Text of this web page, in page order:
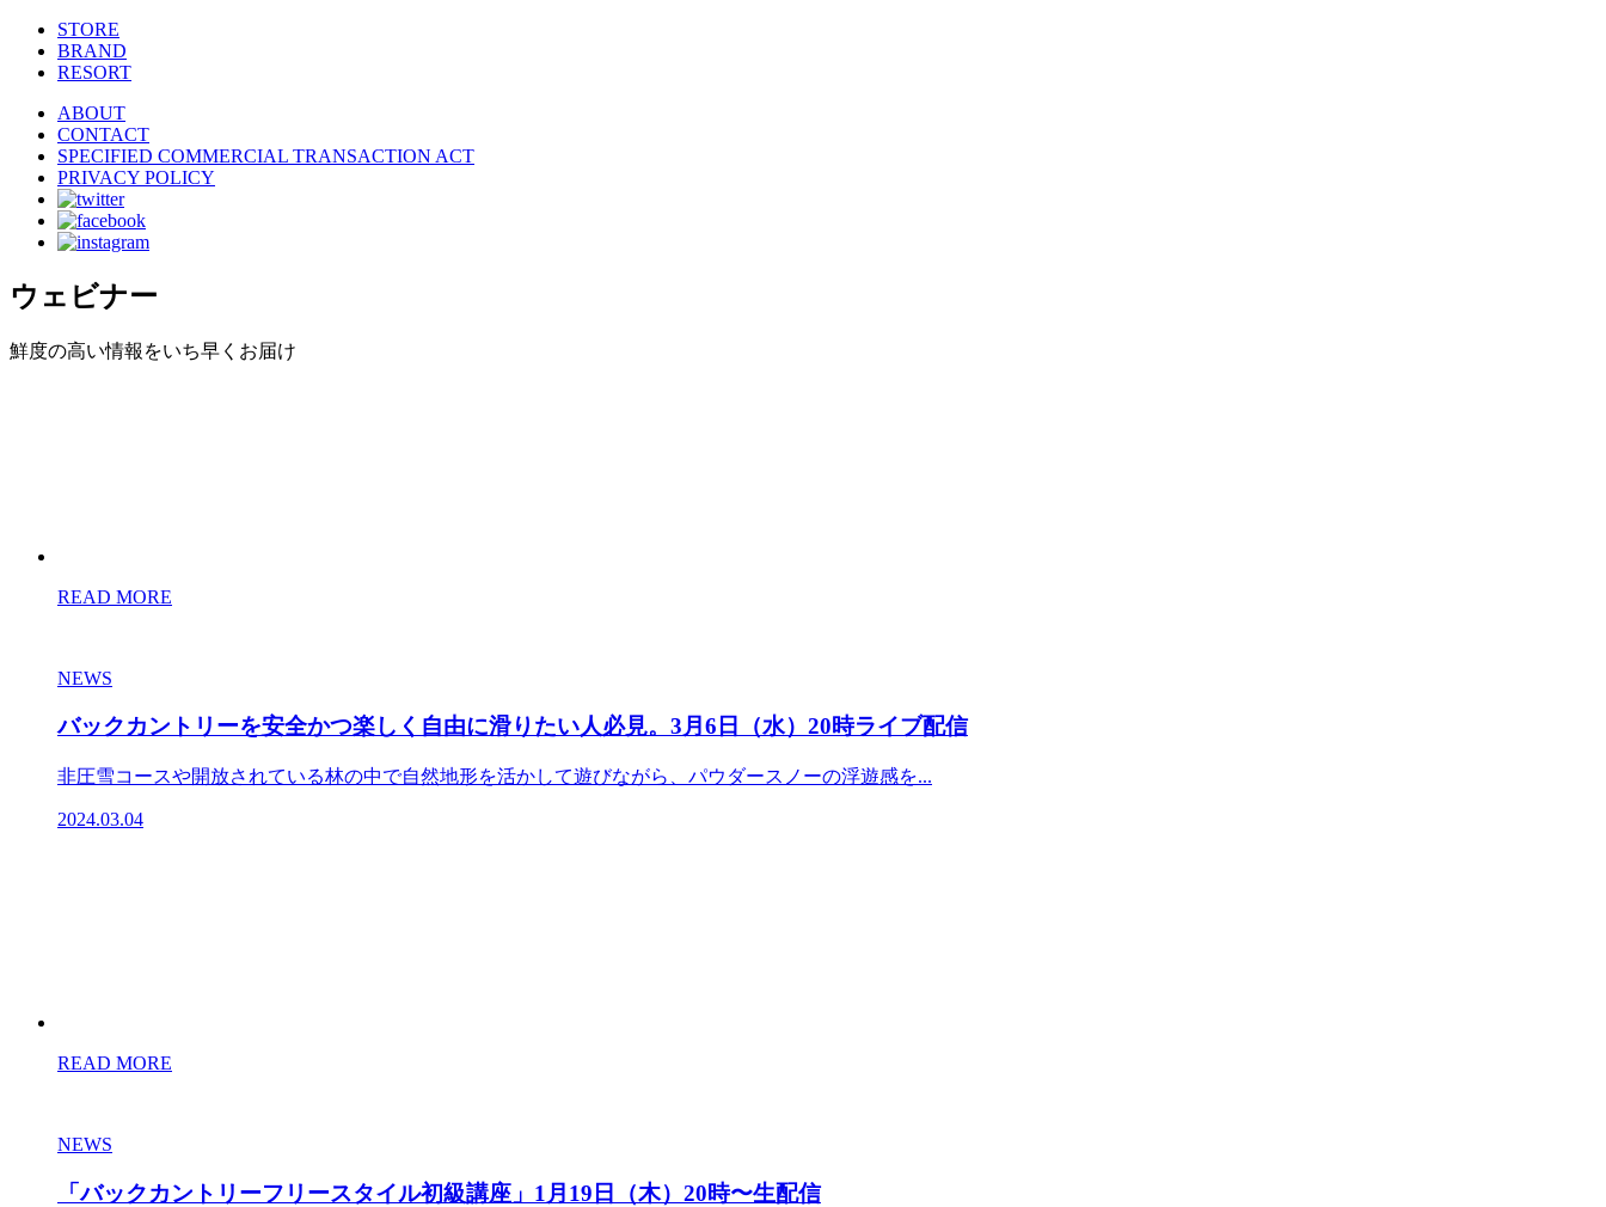
STORE
BRAND
RESORT
ABOUT
CONTACT
SPECIFIED COMMERCIAL TRANSACTION ACT
PRIVACY POLICY
ウェビナー
鮮度の高い情報をいち早くお届け
READ MORE
NEWS
バックカントリーを安全かつ楽しく自由に滑りたい人必見。3月6日（水）20時ライブ配信
非圧雪コースや開放されている林の中で自然地形を活かして遊びながら、パウダースノーの浮遊感を...
2024.03.04
READ MORE
NEWS
「バックカントリーフリースタイル初級講座」1月19日（木）20時〜生配信